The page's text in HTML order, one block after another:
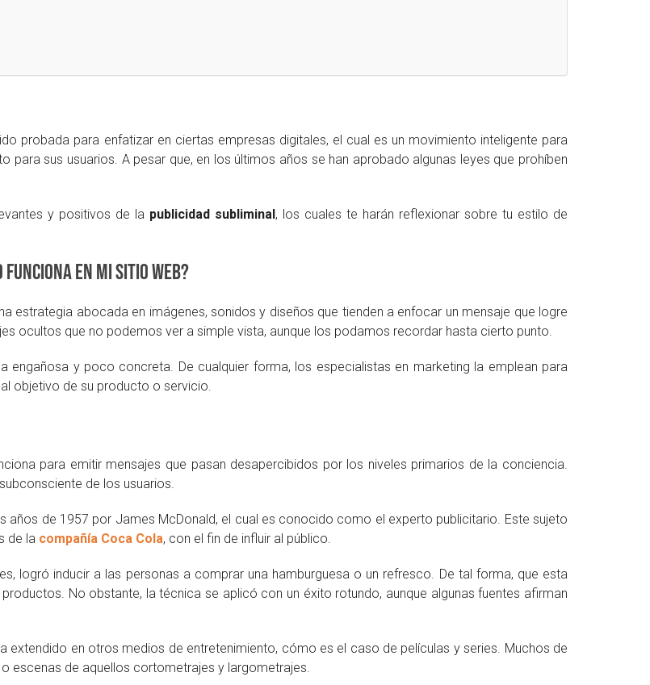
probada para enfatizar en ciertas empresas digitales, el cual es un movimiento inteligente para
sus usuarios. A pesar que, en los últimos años se han aprobado algunas leyes que prohíben
y positivos de la publicidad subliminal , los cuales te harán reflexionar sobre tu estilo de
en mi sitio web?
estrategia abocada en imágenes, sonidos y diseños que tienden a enfocar un mensaje que logre
ocultos que no podemos ver a simple vista, aunque los podamos recordar hasta cierto punto.
y poco concreta. De cualquier forma, los especialistas en marketing la emplean para
objetivo de su producto o servicio.
para emitir mensajes que pasan desapercibidos por los niveles primarios de la conciencia.
de los usuarios.
años de 1957 por James McDonald, el cual es conocido como el experto publicitario. Este sujeto
de la compañía Coca Cola, con el fin de influir al público.
logró inducir a las personas a comprar una hamburguesa o un refresco. De tal forma, que esta
No obstante, la técnica se aplicó con un éxito rotundo, aunque algunas fuentes afirman
extendido en otros medios de entretenimiento, cómo es el caso de películas y series. Muchos de
escenas de aquellos cortometrajes y largometrajes.